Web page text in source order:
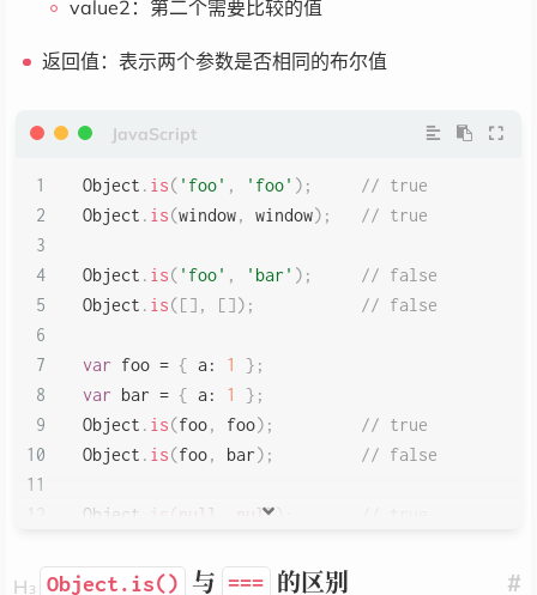
value2：第二个需要比较的值
返回值：表示两个参数是否相同的布尔值
Object . is( 'foo' , 'foo' ) ;
// true
Object . is(window, window) ; // true
Object . is( 'foo' , 'bar' ) ;
// false
Object . is([] , []) ; // false
var foo = { a: 1 } ;
var bar = { a: 1 } ;
Object . is(foo, foo) ;
// true
Object . is(foo, bar) ; // false
Object is null null
// 特例
#
Object.is() 与 === 的区别